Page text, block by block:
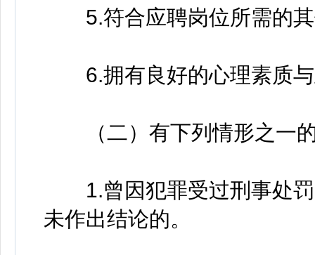
5.符合应聘岗位所需的其
6.拥有良好的心理素质与
（二）有下列情形之一的
1.曾因犯罪受过刑事处罚
未作出结论的。